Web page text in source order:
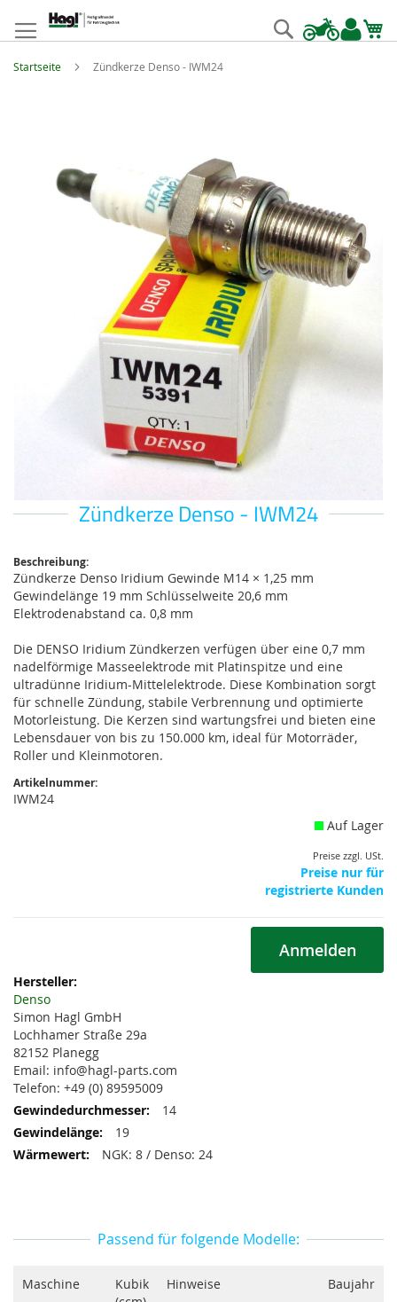
springen
Suche
Startseite Zündkerze Denso - IWM24
Zündkerze Denso - IWM24
Bildgalerie
Bildgalerie
springen
Beschreibung:
Zündkerze Denso Iridium Gewinde M14 × 1,25 mm
Gewindelänge 19 mm Schlüsselweite 20,6 mm
Elektrodenabstand ca. 0,8 mm
Die DENSO Iridium Zündkerzen verfügen über eine 0,7 mm
nadelförmige Masseelektrode mit Platinspitze und eine
ultradünne Iridium-Mittelelektrode. Diese Kombination sorgt
für schnelle Zündung, stabile Verbrennung und optimierte
Motorleistung. Die Kerzen sind wartungsfrei und bieten eine
Lebensdauer von bis zu 150.000 km, ideal für Motorräder,
Roller und Kleinmotoren.
Artikelnummer:
IWM24
Auf Lager
Preise zzgl. USt.
Preise nur für
registrierte Kunden
Anmelden
Weitere
Informationen
Denso
Simon Hagl GmbH
Lochhamer Straße 29a
82152 Planegg
Email: info@hagl-parts.com
Telefon: +49 (0) 89595009
14
19
NGK: 8 / Denso: 24
Passend für folgende Modelle:
Maschine
Kubik
Hinweise Baujahr